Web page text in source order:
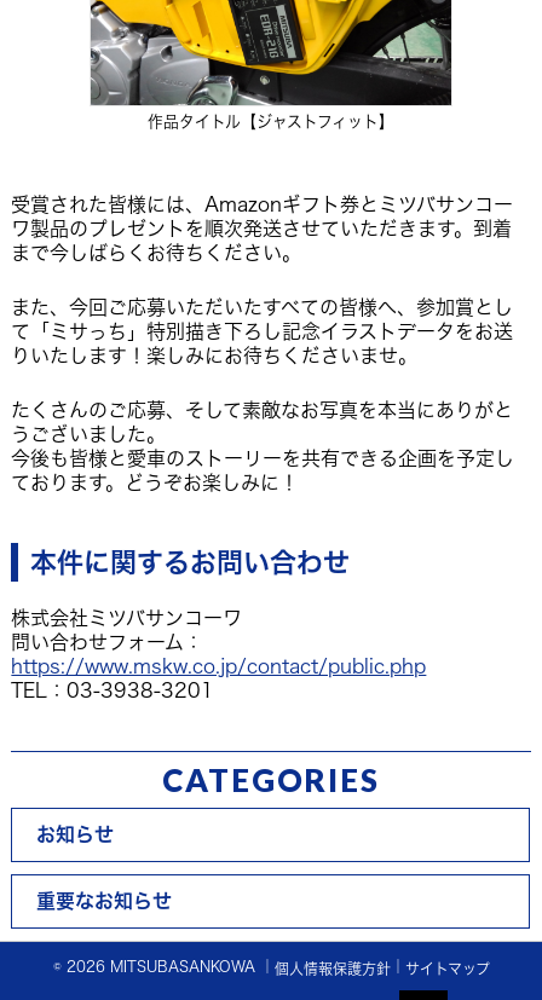
作品タイトル【ジャストフィット】
受賞された皆様には、Amazonギフト券とミツバサンコー
ワ製品のプレゼントを順次発送させていただきます。到着
まで今しばらくお待ちください。
また、今回ご応募いただいたすべての皆様へ、参加賞とし
て「ミサっち」特別描き下ろし記念イラストデータをお送
りいたします！楽しみにお待ちくださいませ。
たくさんのご応募、そして素敵なお写真を本当にありがと
うございました。
今後も皆様と愛車のストーリーを共有できる企画を予定し
ております。どうぞお楽しみに！
本件に関するお問い合わせ
株式会社ミツバサンコーワ
問い合わせフォーム：
https://www.mskw.co.jp/contact/public.php
TEL：03-3938-3201
CATEGORIES
お知らせ
重要なお知らせ
© 2026 MITSUBASANKOWA ｜ 個人情報保護方針｜ サイトマップ